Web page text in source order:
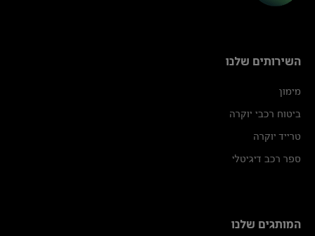
השירותים שלנו
מימון
ביטוח רכבי יוקרה
טרייד יוקרה
ספר רכב דיגיטלי
המותגים שלנו